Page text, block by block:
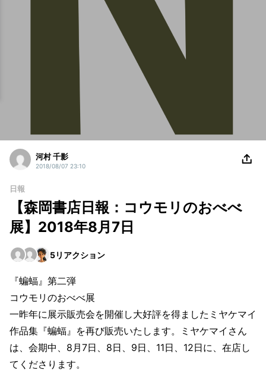
河村 千影
2018/08/07 23:10
日報
【森岡書店日報：コウモリのおべべ
展】2018年8月7日
5リアクション
『蝙蝠』第二弾
コウモリのおべべ展
一昨年に展示販売会を開催し大好評を得ましたミヤケマイ
作品集『蝙蝠』を再び販売いたします。ミヤケマイさん
は、会期中、8月7日、8日、9日、11日、12日に、在店し
てくださります。